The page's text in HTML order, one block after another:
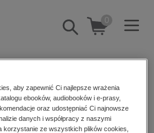
Pokaż/schowaj
wyszukiwarkę
0
Stabryła-Chudzio
aby zapewnić Ci najlepsze wrażenia
ebooków, audiobooków i e-prasy,
oraz udostępniać Ci najnowsze
danych i współpracy z naszymi
korzystanie ze wszystkich plików cookies,